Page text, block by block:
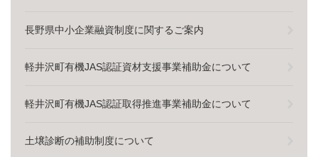
長野県中小企業融資制度に関するご案内
軽井沢町有機JAS認証資材支援事業補助金について
軽井沢町有機JAS認証取得推進事業補助金について
土壌診断の補助制度について